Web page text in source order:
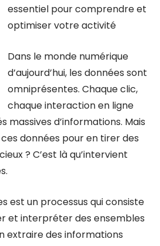
essentiel pour comprendre et
optimiser votre activité
Dans le monde numérique
d’aujourd’hui, les données sont
omniprésentes. Chaque clic,
chaque interaction en ligne
massives d’informations. Mais
données pour en tirer des
? C’est là qu’intervient
est un processus qui consiste
et interpréter des ensembles
extraire des informations